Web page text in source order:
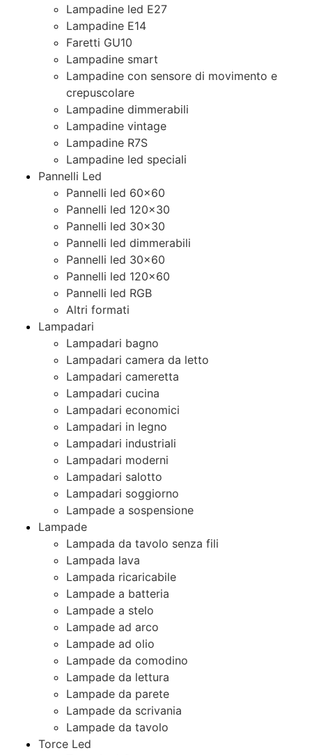
Lampadine led E27
Lampadine E14
Faretti GU10
Lampadine smart
Lampadine con sensore di movimento e
crepuscolare
Lampadine dimmerabili
Lampadine vintage
Lampadine R7S
Lampadine led speciali
Pannelli Led
Pannelli led 60×60
Pannelli led 120×30
Pannelli led 30×30
Pannelli led dimmerabili
Pannelli led 30×60
Pannelli led 120×60
Pannelli led RGB
Altri formati
Lampadari
Lampadari bagno
Lampadari camera da letto
Lampadari cameretta
Lampadari cucina
Lampadari economici
Lampadari in legno
Lampadari industriali
Lampadari moderni
Lampadari salotto
Lampadari soggiorno
Lampade a sospensione
Lampade
Lampada da tavolo senza fili
Lampada lava
Lampada ricaricabile
Lampade a batteria
Lampade a stelo
Lampade ad arco
Lampade ad olio
Lampade da comodino
Lampade da lettura
Lampade da parete
Lampade da scrivania
Lampade da tavolo
Torce Led